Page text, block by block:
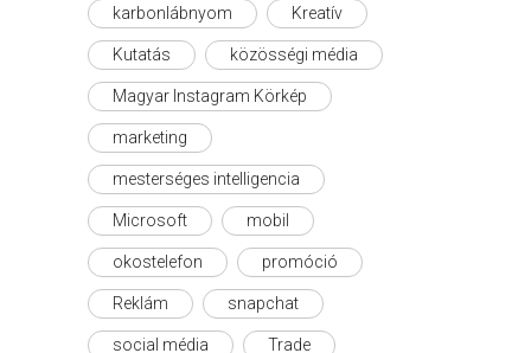
karbonlábnyom Kreatív
Kutatás közösségi média
Magyar Instagram Körkép
marketing
mesterséges intelligencia
Microsoft mobil
okostelefon promóció
Reklám snapchat
social média Trade